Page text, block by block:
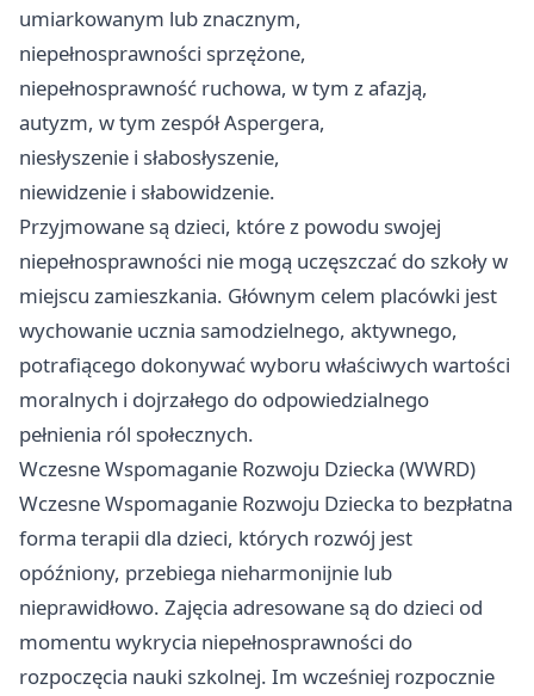
umiarkowanym lub znacznym,
niepełnosprawności sprzężone,
niepełnosprawność ruchowa, w tym z afazją,
autyzm, w tym zespół Aspergera,
niesłyszenie i słabosłyszenie,
niewidzenie i słabowidzenie.
Przyjmowane są dzieci, które z powodu swojej
niepełnosprawności nie mogą uczęszczać do szkoły w
miejscu zamieszkania. Głównym celem placówki jest
wychowanie ucznia samodzielnego, aktywnego,
potrafiącego dokonywać wyboru właściwych wartości
moralnych i dojrzałego do odpowiedzialnego
pełnienia ról społecznych.
Wczesne Wspomaganie Rozwoju Dziecka (WWRD)
Wczesne Wspomaganie Rozwoju Dziecka to bezpłatna
forma terapii dla dzieci, których rozwój jest
opóźniony, przebiega nieharmonijnie lub
nieprawidłowo. Zajęcia adresowane są do dzieci od
momentu wykrycia niepełnosprawności do
rozpoczęcia nauki szkolnej. Im wcześniej rozpocznie